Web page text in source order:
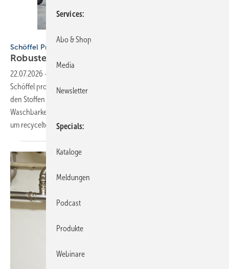
Schöffel Pro
Robuste
22.07.2026 -
Schöffel pro einen nachhaltigen Materialmix aus Sorona-Faser, die
den Stoffen Dehnbarkeit ohne Elasthan verleiht und eine
Waschbarkeit bei höheren Temperaturen (60 °C) ermöglicht, ergänzt
um recycelten Polyester und Bio-Baumwolle. Diese
Services
Abo & Shop
Media
Newsletter
Specials
Kataloge
Meldungen
Podcast
Produkte
Webinare